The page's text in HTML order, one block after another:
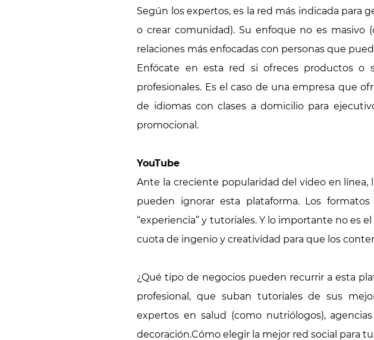
Según los expertos, es la red más indicada para
o crear comunidad). Su enfoque no es masivo
relaciones más enfocadas con personas que
Enfócate en esta red si ofreces productos o
profesionales. Es el caso de una empresa que
de idiomas con clases a domicilio para
promocional.
YouTube
Ante la creciente popularidad del video en
pueden ignorar esta plataforma. Los
“experiencia” y tutoriales. Y lo importante no es
cuota de ingenio y creatividad para que los
¿Qué tipo de negocios pueden recurrir a esta
profesional, que suban tutoriales de sus
expertos en salud (como nutriólogos),
decoración.Cómo elegir la mejor red social para